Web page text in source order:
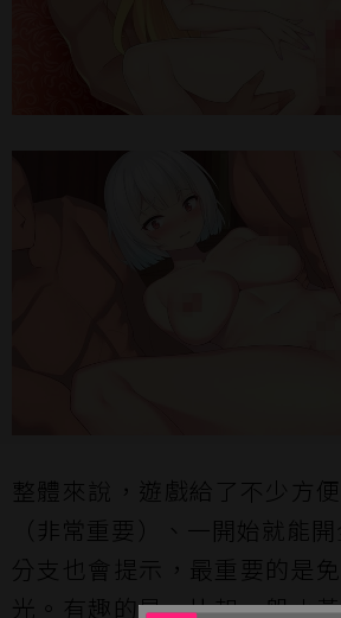
整體來說，遊戲給了不少方
（非常重要）、一開始就能
分支也會提示，最重要的是
光。有趣的是，比起一般小